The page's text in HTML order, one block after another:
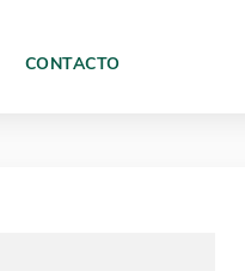
CONTACTO